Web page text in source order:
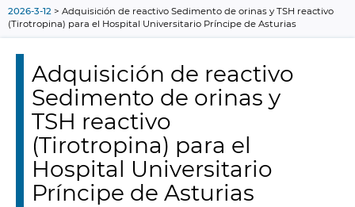
2026-3-12
Adquisición de reactivo Sedimento de orinas y TSH reactivo
(Tirotropina) para el Hospital Universitario Príncipe de Asturias
Adquisición de reactivo
Sedimento de orinas y
TSH reactivo
(Tirotropina) para el
Hospital Universitario
Príncipe de Asturias